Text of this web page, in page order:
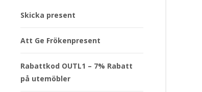
Skicka present
Att Ge Frökenpresent
Rabattkod OUTL1 – 7% Rabatt
på utemöbler